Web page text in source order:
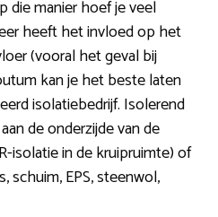
die manier hoef je veel
heeft het invloed op het
(vooral het geval bij
kan je het beste laten
isolatiebedrijf. Isolerend
de onderzijde van de
isolatie in de kruipruimte) of
schuim, EPS, steenwol,